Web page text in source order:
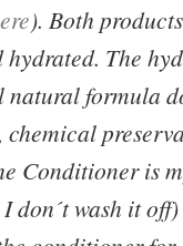
). Both
The
natural formula
chemical
Conditioner is
don´t wash it